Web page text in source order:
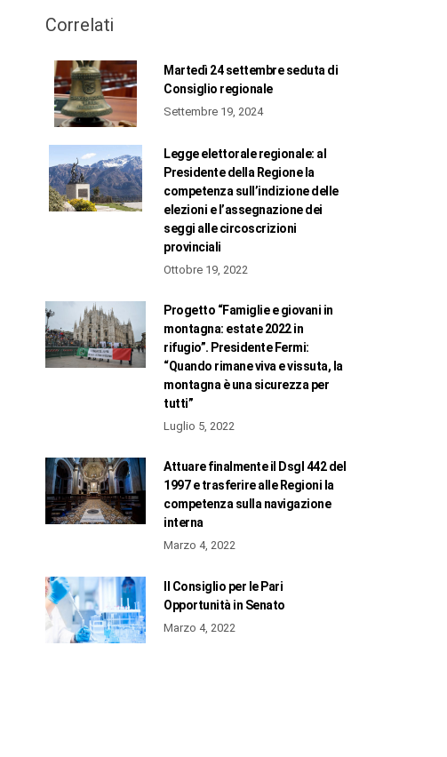
Correlati
Martedì 24 settembre seduta di
Consiglio regionale
Settembre 19, 2024
Legge elettorale regionale: al
Presidente della Regione la
competenza sull’indizione delle
elezioni e l’assegnazione dei
seggi alle circoscrizioni
provinciali
Ottobre 19, 2022
Progetto “Famiglie e giovani in
montagna: estate 2022 in
rifugio”. Presidente Fermi:
“Quando rimane viva e vissuta, la
montagna è una sicurezza per
tutti”
Luglio 5, 2022
Attuare finalmente il Dsgl 442 del
1997 e trasferire alle Regioni la
competenza sulla navigazione
interna
Marzo 4, 2022
Il Consiglio per le Pari
Opportunità in Senato
Marzo 4, 2022